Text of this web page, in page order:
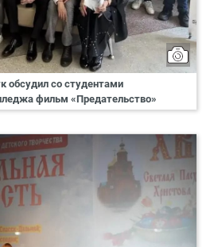
обсудил со студентами
фильм «Предательство»